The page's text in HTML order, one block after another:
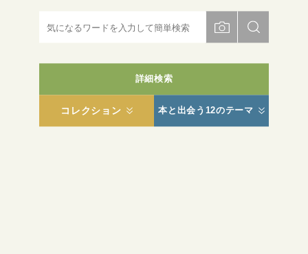
詳細検索
コレクション 本と出会う12のテーマ